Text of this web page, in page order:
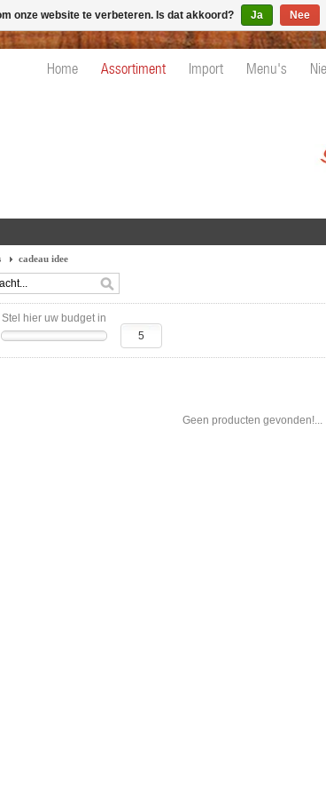
Home Assortiment Import Menu's
cadeau idee
Stel hier uw budget in
Geen producten gevonden!...
onze website te verbeteren. Is dat akkoord? Ja Nee